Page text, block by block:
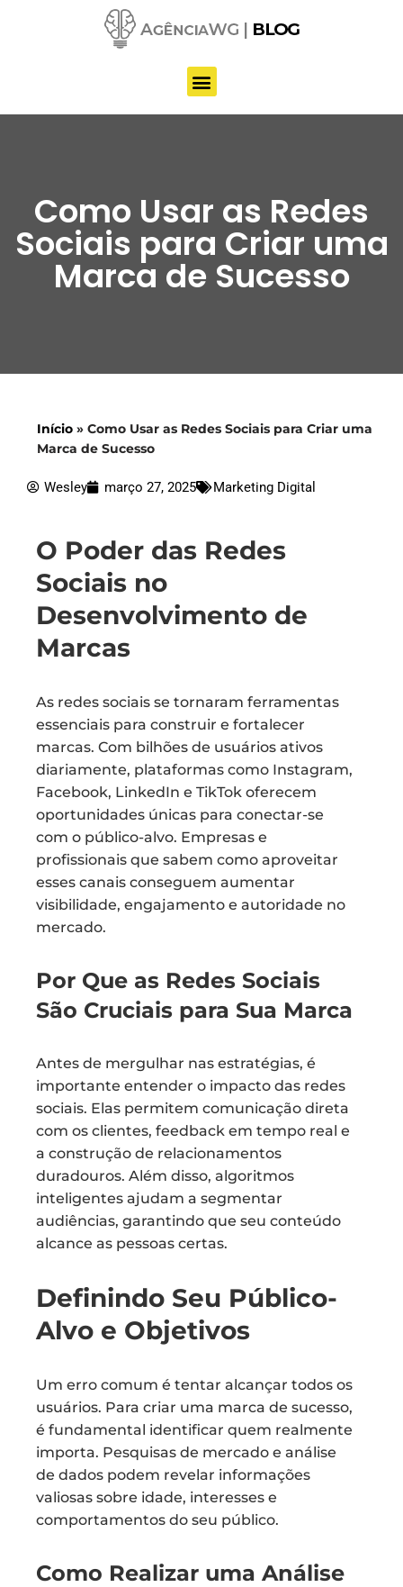
conteúdo
Como Usar as Redes
Sociais para Criar uma
Marca de Sucesso
Início » Como Usar as Redes Sociais para Criar uma
Marca de Sucesso
Wesley março 27, 2025 Marketing Digital
O Poder das Redes
Sociais no
Desenvolvimento de
Marcas
As redes sociais se tornaram ferramentas
essenciais para construir e fortalecer
marcas. Com bilhões de usuários ativos
diariamente, plataformas como Instagram,
Facebook, LinkedIn e TikTok oferecem
oportunidades únicas para conectar-se
com o público-alvo. Empresas e
profissionais que sabem como aproveitar
esses canais conseguem aumentar
visibilidade, engajamento e autoridade no
mercado.
Por Que as Redes Sociais
São Cruciais para Sua Marca
Antes de mergulhar nas estratégias, é
importante entender o impacto das redes
sociais. Elas permitem comunicação direta
com os clientes, feedback em tempo real e
a construção de relacionamentos
duradouros. Além disso, algoritmos
inteligentes ajudam a segmentar
audiências, garantindo que seu conteúdo
alcance as pessoas certas.
Definindo Seu Público-
Alvo e Objetivos
Um erro comum é tentar alcançar todos os
usuários. Para criar uma marca de sucesso,
é fundamental identificar quem realmente
importa. Pesquisas de mercado e análise
de dados podem revelar informações
valiosas sobre idade, interesses e
comportamentos do seu público.
Como Realizar uma Análise